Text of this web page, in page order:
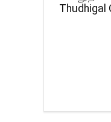
Thudhigal